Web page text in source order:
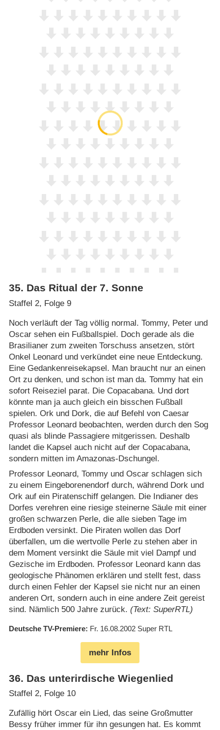
35. Das Ritual der 7. Sonne
Staffel 2, Folge 9
Noch verläuft der Tag völlig normal. Tommy, Peter und
Oscar sehen ein Fußballspiel. Doch gerade als die
Brasilianer zum zweiten Torschuss ansetzen, stört
Onkel Leonard und verkündet eine neue Entdeckung.
Eine Gedankenreisekapsel. Man braucht nur an einen
Ort zu denken, und schon ist man da. Tommy hat ein
sofort Reiseziel parat. Die Copacabana. Und dort
könnte man ja auch gleich ein bisschen Fußball
spielen. Ork und Dork, die auf Befehl von Caesar
Professor Leonard beobachten, werden durch den Sog
quasi als blinde Passagiere mitgerissen. Deshalb
landet die Kapsel auch nicht auf der Copacabana,
sondern mitten im Amazonas-Dschungel.
Professor Leonard, Tommy und Oscar schlagen sich
zu einem Eingeborenendorf durch, während Dork und
Ork auf ein Piratenschiff gelangen. Die Indianer des
Dorfes verehren eine riesige steinerne Säule mit einer
großen schwarzen Perle, die alle sieben Tage im
Erdboden versinkt. Die Piraten wollen das Dorf
überfallen, um die wertvolle Perle zu stehen aber in
dem Moment versinkt die Säule mit viel Dampf und
Gezische im Erdboden. Professor Leonard kann das
geologische Phänomen erklären und stellt fest, dass
durch einen Fehler der Kapsel sie nicht nur an einen
anderen Ort, sondern auch in eine andere Zeit gereist
sind. Nämlich 500 Jahre zurück. (Text: SuperRTL)
Deutsche TV-Premiere Fr. 16.08.2002 Super RTL
mehr Infos
36. Das unterirdische Wiegenlied
Staffel 2, Folge 10
Zufällig hört Oscar ein Lied, das seine Großmutter
Bessy früher immer für ihn gesungen hat. Es kommt